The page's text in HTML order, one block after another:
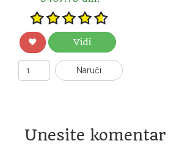
Vidi
Naruči
Unesite komentar